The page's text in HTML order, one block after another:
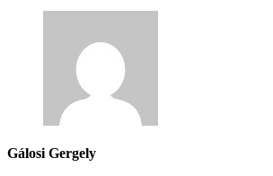
Gálosi Gergely